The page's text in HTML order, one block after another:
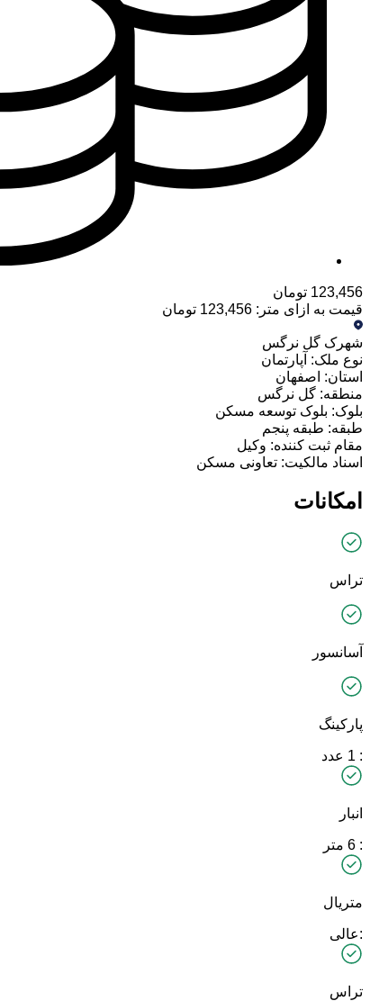
123,456 تومان
قیمت به ازای متر: 123,456 تومان
شهرک گل نرگس
نوع ملک: آپارتمان
استان: اصفهان
منطقه: گل نرگس
بلوک: بلوک توسعه مسکن
طبقه: طبقه پنجم
مقام ثبت کننده: وکیل
اسناد مالکیت: تعاونی مسکن
امکانات
تراس
آسانسور
پارکینگ
: 1 عدد
انبار
: 6 متر
متریال
:عالی
تراس